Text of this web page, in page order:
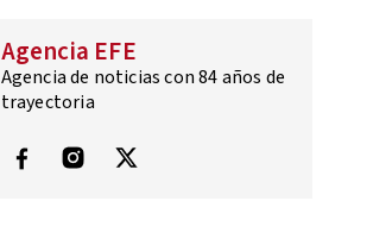
Agencia EFE
Agencia de noticias con 84 años de
trayectoria